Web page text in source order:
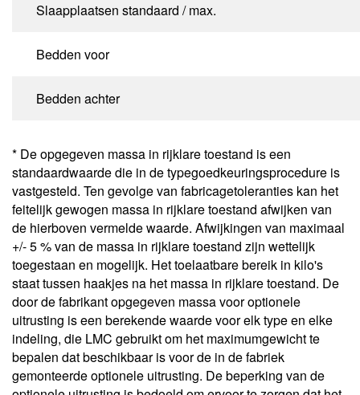
Slaapplaatsen standaard / max.
Bedden voor
Bedden achter
* De opgegeven massa in rijklare toestand is een
standaardwaarde die in de typegoedkeuringsprocedure is
vastgesteld. Ten gevolge van fabricagetoleranties kan het
feitelijk gewogen massa in rijklare toestand afwijken van
de hierboven vermelde waarde. Afwijkingen van maximaal
+/- 5 % van de massa in rijklare toestand zijn wettelijk
toegestaan en mogelijk. Het toelaatbare bereik in kilo's
staat tussen haakjes na het massa in rijklare toestand. De
door de fabrikant opgegeven massa voor optionele
uitrusting is een berekende waarde voor elk type en elke
indeling, die LMC gebruikt om het maximumgewicht te
bepalen dat beschikbaar is voor de in de fabriek
gemonteerde optionele uitrusting. De beperking van de